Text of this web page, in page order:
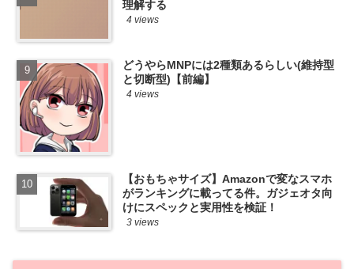
理解する
4 views
どうやらMNPには2種類あるらしい(維持型
と切断型)【前編】
4 views
【おもちゃサイズ】Amazonで変なスマホ
がランキングに載ってる件。ガジェオタ向
けにスペックと実用性を検証！
3 views